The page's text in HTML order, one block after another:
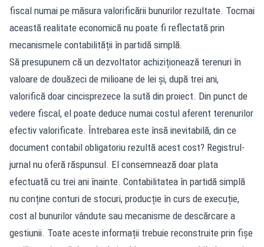
fiscal numai pe măsura valorificării bunurilor rezultate. Tocmai
această realitate economică nu poate fi reflectată prin
mecanismele contabilității în partidă simplă.
Să presupunem că un dezvoltator achiziționează terenuri în
valoare de douăzeci de milioane de lei și, după trei ani,
valorifică doar cincisprezece la sută din proiect. Din punct de
vedere fiscal, el poate deduce numai costul aferent terenurilor
efectiv valorificate. Întrebarea este însă inevitabilă, din ce
document contabil obligatoriu rezultă acest cost? Registrul-
jurnal nu oferă răspunsul. El consemnează doar plata
efectuată cu trei ani înainte. Contabilitatea în partidă simplă
nu conține conturi de stocuri, producție în curs de execuție,
cost al bunurilor vândute sau mecanisme de descărcare a
gestiunii. Toate aceste informații trebuie reconstruite prin fișe